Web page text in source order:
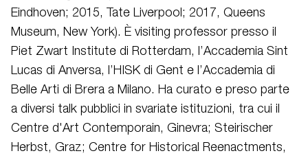
Eindhoven; 2015, Tate Liverpool; 2017, Queens
Museum, New York). È visiting professor presso il
Piet Zwart Institute di Rotterdam, l’Accademia Sint
Lucas di Anversa, l’HISK di Gent e l’Accademia di
Belle Arti di Brera a Milano. Ha curato e preso parte
a diversi talk pubblici in svariate istituzioni, tra cui il
Centre d'Art Contemporain, Ginevra; Steirischer
Herbst, Graz; Centre for Historical Reenactments,